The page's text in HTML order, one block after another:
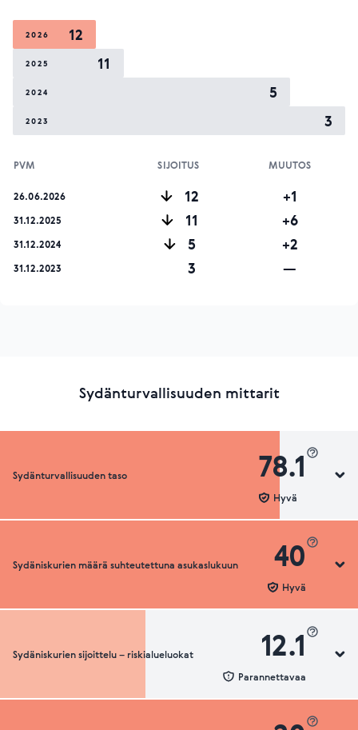
2026 12
2025 11
2024 5
2023 3
PVM SIJOITUS MUUTOS
26.06.2026 12 +1
31.12.2025 11 +6
31.12.2024 5 +2
31.12.2023 3 —
Sydänturvallisuuden mittarit
Sydänturvallisuuden taso 78.1
Hyvä
Sydänturvallisuuden luokka
Sydäniskurien määrä suhteutettuna asukaslukuun 40
Hyvä
Sydäniskurien määrä suhteutettuna asukaslukuun
Sydäniskurien sijoittelu – riskialueluokat 12.1
Parannettavaa